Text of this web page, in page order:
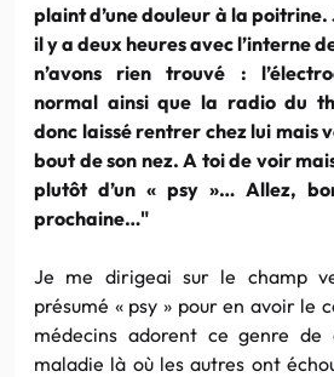
plaint d’une douleur à la poitrine.
il y a deux heures avec l’interne
n’avons rien trouvé :
normal ainsi que la radio du
donc laissé rentrer chez lui mais
bout de son nez. A toi de voir
plutôt d’un « psy »… Allez,
prochaine…"
Je me dirigeai sur le champ
présumé « psy » pour en avoir le
médecins adorent ce genre de
maladie là où les autres ont